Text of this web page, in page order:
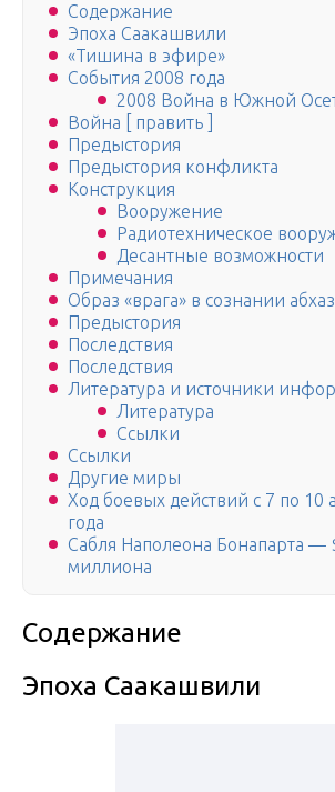
Содержание
Эпоха Саакашвили
«Тишина в эфире»
События 2008 года
2008 Война в Южной
Война [ править ]
Предыстория
Предыстория конфликта
Конструкция
Вооружение
Радиотехническое
Десантные возможности
Примечания
Образ «врага» в сознании
Предыстория
Последствия
Последствия
Литература и источники
Литература
Ссылки
Ссылки
Другие миры
Ход боевых действий с 7 по 10
года
Сабля Наполеона Бонапарта —
миллиона
Содержание
Эпоха Саакашвили